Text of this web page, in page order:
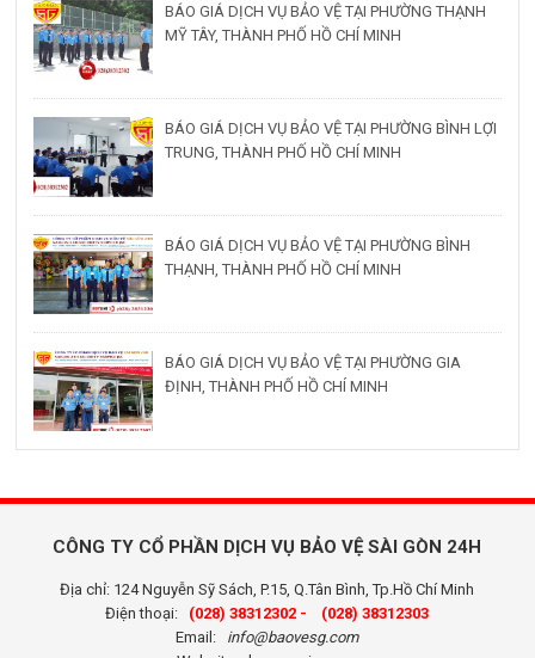
BÁO GIÁ DỊCH VỤ BẢO VỆ TẠI PHƯỜNG THẠNH
MỸ TÂY, THÀNH PHỐ HỒ CHÍ MINH
BÁO GIÁ DỊCH VỤ BẢO VỆ TẠI PHƯỜNG BÌNH LỢI
TRUNG, THÀNH PHỐ HỒ CHÍ MINH
BÁO GIÁ DỊCH VỤ BẢO VỆ TẠI PHƯỜNG BÌNH
THẠNH, THÀNH PHỐ HỒ CHÍ MINH
BÁO GIÁ DỊCH VỤ BẢO VỆ TẠI PHƯỜNG GIA
ĐỊNH, THÀNH PHỐ HỒ CHÍ MINH
CÔNG TY CỔ PHẦN DỊCH VỤ BẢO VỆ SÀI GÒN 24H
Địa chỉ: 124 Nguyễn Sỹ Sách, P.15, Q.Tân Bình, Tp.Hồ Chí Minh
Điện thoại: (028) 38312302 -
(028) 38312303
Email: info@baovesg.com